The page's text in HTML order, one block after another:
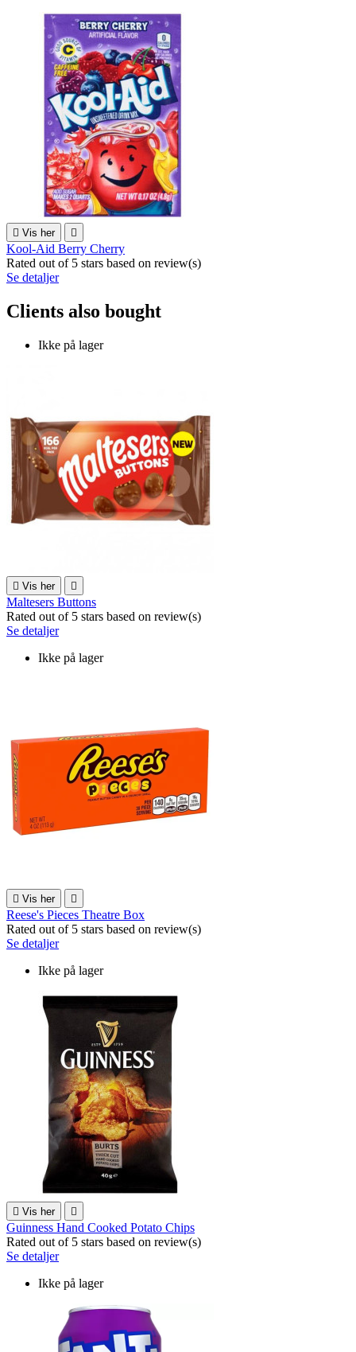
 Vis her 
Kool-Aid Berry Cherry
Rated out of 5 stars based on review(s)
Se detaljer
Clients also bought
Ikke på lager
 Vis her 
Maltesers Buttons
Rated out of 5 stars based on review(s)
Se detaljer
Ikke på lager
 Vis her 
Reese's Pieces Theatre Box
Rated out of 5 stars based on review(s)
Se detaljer
Ikke på lager
 Vis her 
Guinness Hand Cooked Potato Chips
Rated out of 5 stars based on review(s)
Se detaljer
Ikke på lager